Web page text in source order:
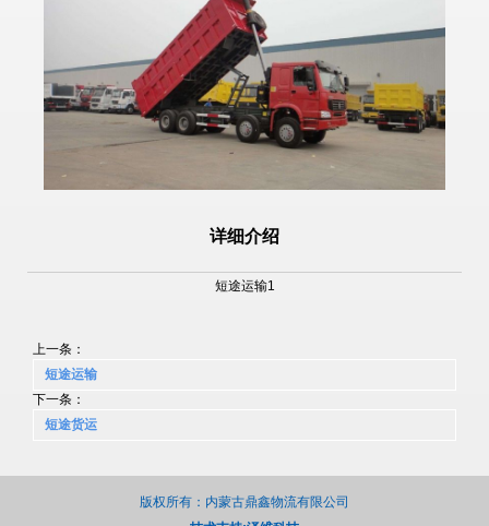
详细介绍
短途运输1
上一条：
短途运输
下一条：
短途货运
版权所有：内蒙古鼎鑫物流有限公司